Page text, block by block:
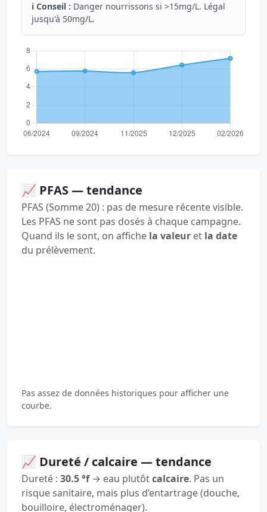
ℹ️ Conseil : Danger nourrissons si >15mg/L. Légal
jusqu'à 50mg/L.
📈 PFAS — tendance
PFAS (Somme 20) : pas de mesure récente visible.
Les PFAS ne sont pas dosés à chaque campagne.
Quand ils le sont, on affiche la valeur et la date
du prélèvement.
Pas assez de données historiques pour afficher une
courbe.
📈 Dureté / calcaire — tendance
Dureté : 30.5 °f→ eau plutôtcalcaire. Pas un
risque sanitaire, mais plus d’entartrage (douche,
bouilloire, électroménager).